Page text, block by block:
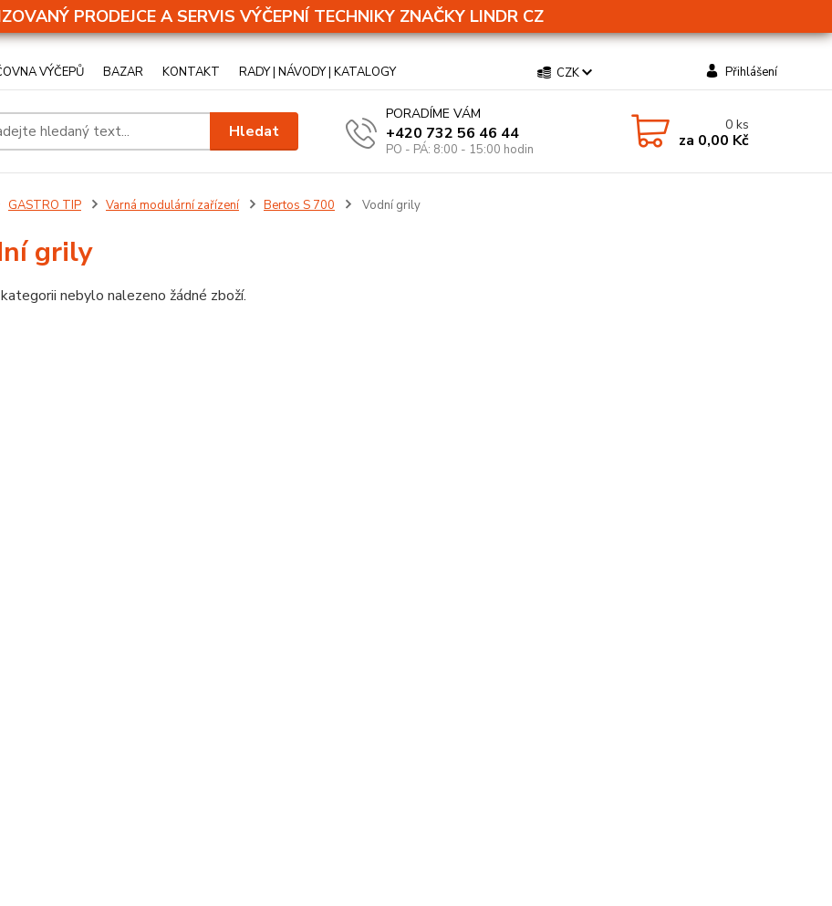
PRODEJCE A SERVIS VÝČEPNÍ TECHNIKY ZNAČKY LINDR CZ
VÝČEPŮ BAZAR KONTAKT RADY | NÁVODY | KATALOGY CZK Přihlášení
Hledat
PORADÍME VÁM
+420 732 56 46 44
PO - PÁ: 8:00 - 15:00 hodin
0ks
za 0,00 Kč
GASTRO TIP Varná modulární zařízení Bertos S 700 Vodní grily
grily
nebylo nalezeno žádné zboží.